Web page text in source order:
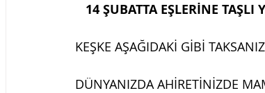
14 ŞUBATTA EŞLERİNE
KEŞKE AŞAĞIDAKİ GİBİ
DÜNYANIZDA AHİRETİNİZDE